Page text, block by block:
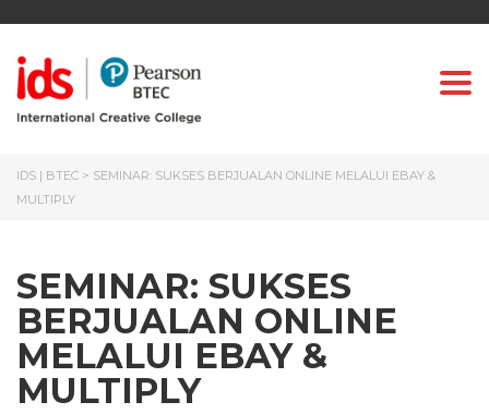
IDS | BTEC > SEMINAR: SUKSES BERJUALAN ONLINE MELALUI EBAY &
MULTIPLY
SEMINAR: SUKSES
BERJUALAN ONLINE
MELALUI EBAY &
MULTIPLY